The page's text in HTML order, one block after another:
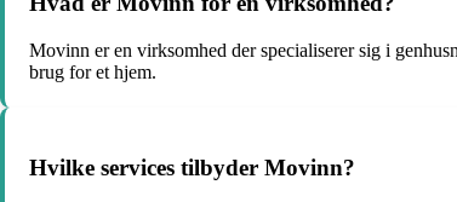
Movinn er en virksomhed der specialiserer sig i
brug for et hjem.
Hvilke services tilbyder Movinn?